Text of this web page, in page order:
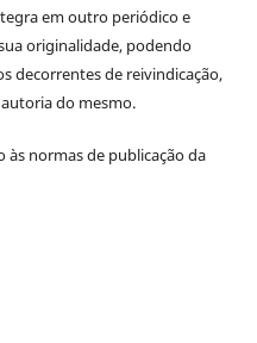
em outro periódico e
originalidade, podendo
decorrentes de reivindicação,
do mesmo.
normas de publicação da